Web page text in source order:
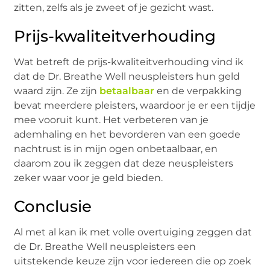
zitten, zelfs als je zweet of je gezicht wast.
Prijs-kwaliteitverhouding
Wat betreft de prijs-kwaliteitverhouding vind ik
dat de Dr. Breathe Well neuspleisters hun geld
waard zijn. Ze zijn betaalbaar en de verpakking
bevat meerdere pleisters, waardoor je er een tijdje
mee vooruit kunt. Het verbeteren van je
ademhaling en het bevorderen van een goede
nachtrust is in mijn ogen onbetaalbaar, en
daarom zou ik zeggen dat deze neuspleisters
zeker waar voor je geld bieden.
Conclusie
Al met al kan ik met volle overtuiging zeggen dat
de Dr. Breathe Well neuspleisters een
uitstekende keuze zijn voor iedereen die op zoek